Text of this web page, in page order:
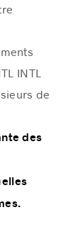
INTL
de
des